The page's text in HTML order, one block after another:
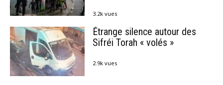
3.2k vues
Étrange silence autour des
Sifréi Torah « volés »
2.9k vues